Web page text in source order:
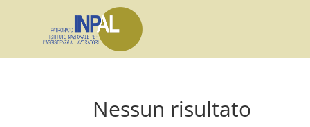
Nessun risultato